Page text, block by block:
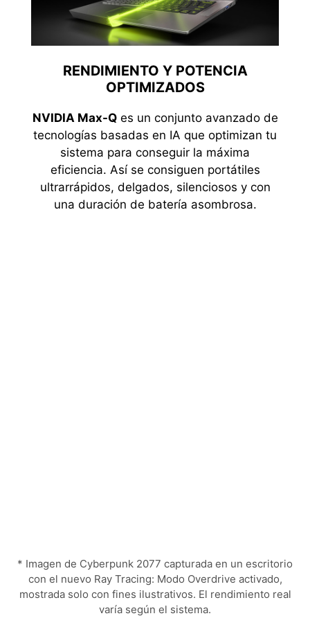
RENDIMIENTO Y POTENCIA
OPTIMIZADOS
NVIDIA Max-Qes un conjunto avanzado de
tecnologías basadas en IA que optimizan tu
sistema para conseguir la máxima
eficiencia. Así se consiguen portátiles
ultrarrápidos, delgados, silenciosos y con
una duración de batería asombrosa.
* Imagen de Cyberpunk 2077 capturada en un escritorio
con el nuevo Ray Tracing: Modo Overdrive activado,
mostrada solo con fines ilustrativos. El rendimiento real
varía según el sistema.